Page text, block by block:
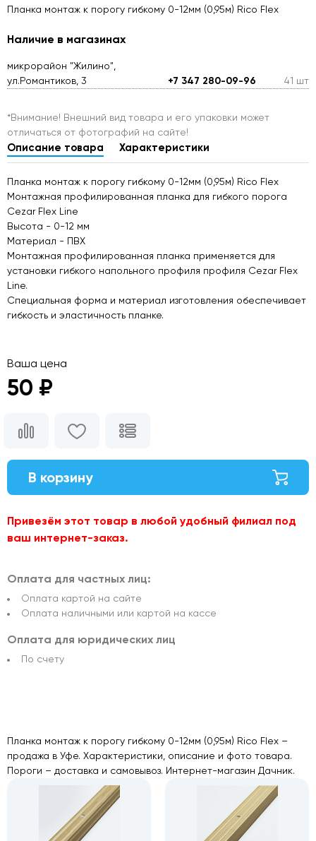
Планка монтаж к порогу гибкому 0-12мм (0,95м) Rico Flex
Наличие в магазинах
микрорайон "Жилино",
ул.Романтиков, 3
+7 347 280-09-96 41 шт
*Внимание! Внешний вид товара и его упаковки может
отличаться от фотографий на сайте!
Описание товара Характеристики
Планка монтаж к порогу гибкому 0-12мм (0,95м) Rico Flex
Монтажная профилированная планка для гибкого порога
Cezar Flex Line
Высота - 0-12 мм
Материал - ПВХ
Монтажная профилированная планка применяется для
установки гибкого напольного профиля профиля Cezar Flex
Line.
Специальная форма и материал изготовления обеспечивает
гибкость и эластичность планке.
Ваша цена
50 ₽
В корзину
Привезём этот товар в любой удобный филиал под
ваш интернет-заказ.
Оплата для частных лиц:
Оплата картой на сайте
Оплата наличными или картой на кассе
Оплата для юридических лиц
По счету
Планка монтаж к порогу гибкому 0-12мм (0,95м) Rico Flex –
продажа в Уфе. Характеристики, описание и фото товара.
Пороги – доставка и самовывоз. Интернет-магазин Дачник.